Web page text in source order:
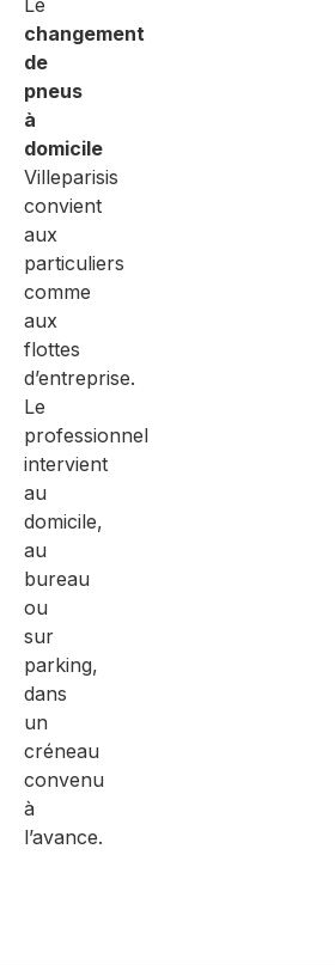
Le
changement
de
pneus
à
domicile
Villeparisis
convient
aux
particuliers
comme
aux
flottes
d’entreprise.
Le
professionnel
intervient
au
domicile,
au
bureau
ou
sur
parking,
dans
un
créneau
convenu
à
l’avance.